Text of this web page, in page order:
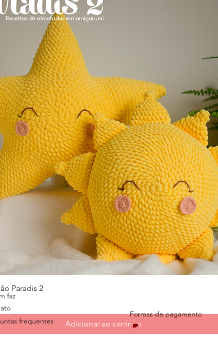
Paradis 2
Adicionar ao carrinho
faz
frequentes
Formas de pagamento